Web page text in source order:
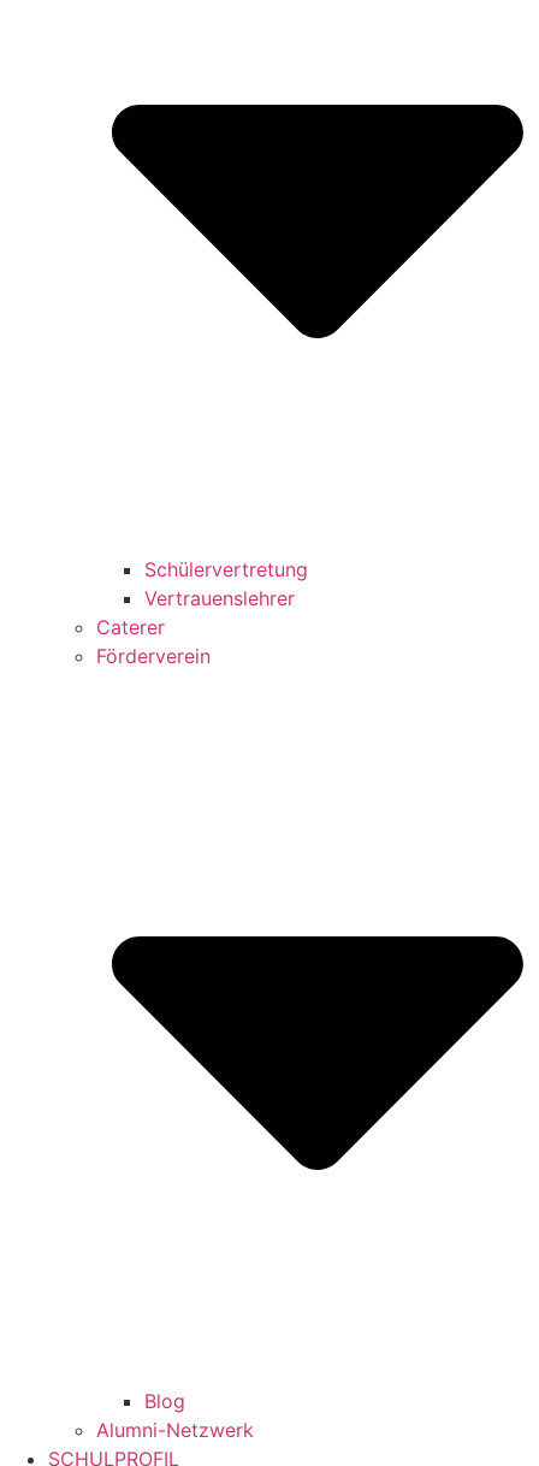
Schülervertretung
Vertrauenslehrer
Caterer
Förderverein
Blog
Alumni-Netzwerk
SCHULPROFIL